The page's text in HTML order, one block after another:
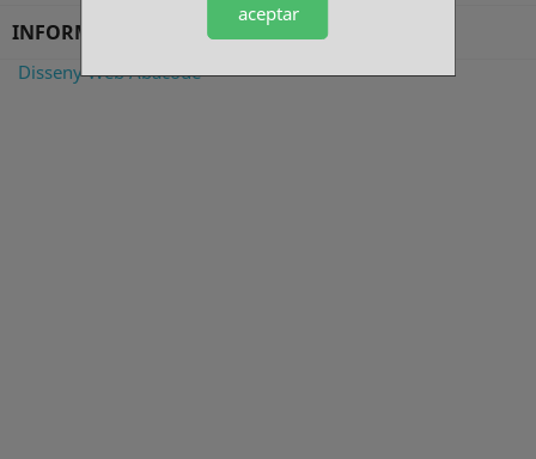
aceptar
INFORMACIÓN DE LA TIENDA
Disseny Web Abacode